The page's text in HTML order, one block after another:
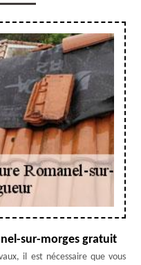
sur-morges gratuit
il est nécessaire que vous